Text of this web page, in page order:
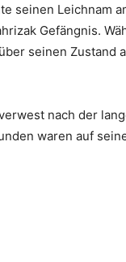
seinen Leichnam
Gefängnis.
seinen Zustand
nach der
waren auf